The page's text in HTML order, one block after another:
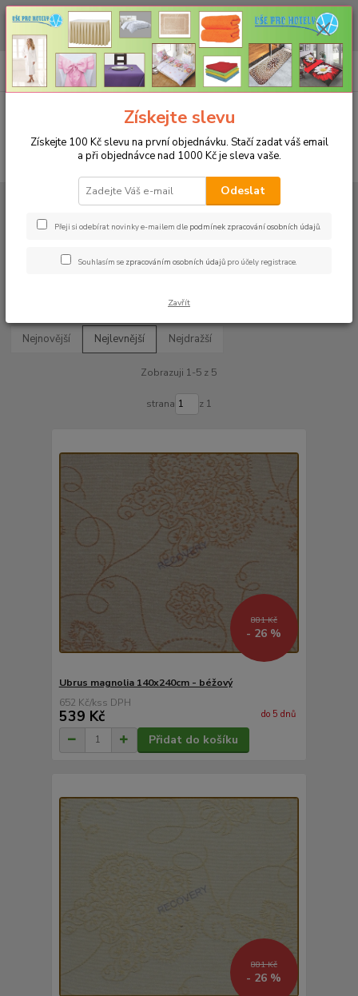
CHCETE NAKOUPIT VĚTŠÍ MNOŽSTVÍ NAŠICH PRODUKTŮ ZA LEPŠÍ
CENU? Klikněte ZDE
CZK
+420 773 794 023
Pondělí-pátek 9-16 hodin
0ks
za0 Kč
UBRUSY
Slavnostní ubrusy Magnolia s vodoodpudivou úpravou
Rozměr 140x240cm
Nejnovější Nejlevnější Nejdražší
Zobrazuji 1-5 z 5
strana z 1
881 Kč
- 26 %
Ubrus magnolia 140x240cm - béžový
652 Kč/ks
539 Kč do 5 dnů
Přidat do košíku
881 Kč
- 26 %
Získejte slevu
Získejte 100 Kč slevu na první objednávku. Stačí zadat váš email
a při objednávce nad 1000 Kč je sleva vaše.
Odeslat
Přeji si odebírat novinky e-mailem dle podmínek zpracování osobních údajů.
Souhlasím se zpracováním osobních údajů pro účely registrace.
Zavřít